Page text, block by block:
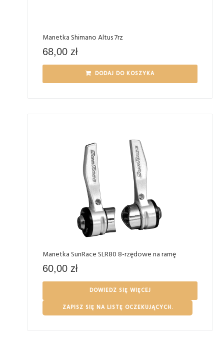
Manetka Shimano Altus 7rz
68,00 zł
DODAJ DO KOSZYKA
Manetka SunRace SLR80 8-rzędowe na ramę
60,00 zł
DOWIEDZ SIĘ WIĘCEJ
ZAPISZ SIĘ NA LISTĘ OCZEKUJĄCYCH.